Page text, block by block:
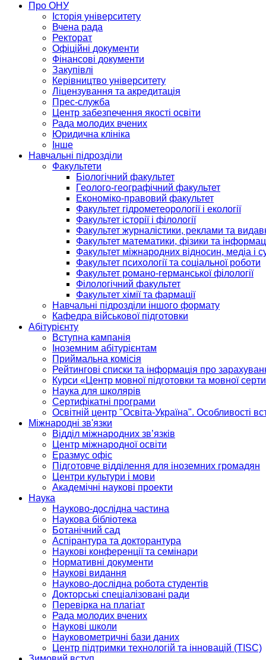
Про ОНУ
Історія університету
Вчена рада
Ректорат
Офіційні документи
Фінансові документи
Закупівлі
Керівництво університету
Ліцензування та акредитація
Прес-служба
Центр забезпечення якості освіти
Рада молодих вчених
Юридична клініка
Інше
Навчальні підрозділи
Факультети
Біологічний факультет
Геолого-географічний факультет
Економіко-правовий факультет
Факультет гідрометеорології і екології
Факультет історії і філології
Факультет журналістики, реклами та
Факультет математики, фізики та
Факультет міжнародних відносин, медіа і
Факультет психології та соціальної роботи
Факультет романо-германської філології
Філологічний факультет
Факультет хімії та фармації
Навчальні підрозділи іншого формату
Кафедра військової підготовки
Абітурієнту
Вступна кампанія
Іноземним абітурієнтам
Приймальна комісія
Рейтингові списки та інформація про
Курси «Центр мовної підготовки та мовної
Наука для школярів
Сертифікатні програми
Освітній центр "Освіта-Україна". Особливості
Міжнародні зв'язки
Відділ міжнародних зв’язків
Центр міжнародної освіти
Еразмус офіс
Підготовче відділення для іноземних громадян
Центри культури і мови
Академічні наукові проекти
Наука
Науково-дослідна частина
Наукова бібліотека
Ботанічний сад
Аспірантура та докторантура
Наукові конференції та семінари
Нормативні документи
Наукові видання
Науково-дослідна робота студентів
Докторські спеціалізовані ради
Перевірка на плагіат
Рада молодих вчених
Наукові школи
Науковометричні бази даних
Центр підтримки технологій та інновацій (TISC)